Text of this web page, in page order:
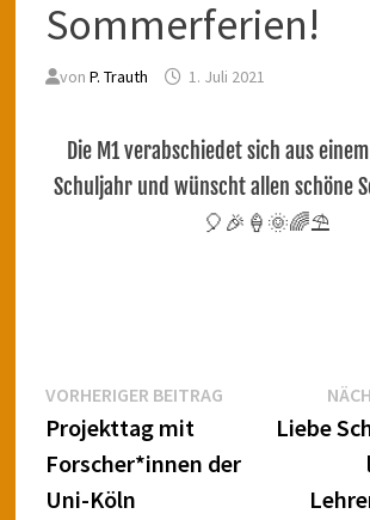
Sommerferien!
von P. Trauth 1. Juli 2021
Die M1 verabschiedet sich aus
Schuljahr und wünscht allen schöne
🎈🎉🍦🌞🌈⛱
Beitragsnavigation
VORHERIGER BEITRAGVorheriger
Beitrag:
Projekttag mit
Forscher*innen der
Uni-Köln
Liebe